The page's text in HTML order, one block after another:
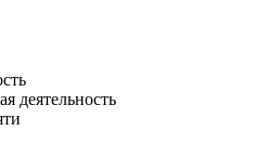
деятельность